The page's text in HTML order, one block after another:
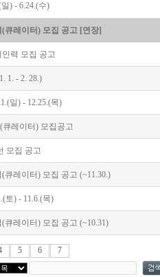
) - 6.24.(수)
큐레이터) 모집 공고 [연장]
력 모집 공고
1. - 2. 28.)
일) - 12.25.(목)
레이터) 모집공고
모집 공고
레이터) 모집 공고 (~11.30.)
토) - 11.6.(목)
레이터) 모집 공고 (~10.31)
5 6 7